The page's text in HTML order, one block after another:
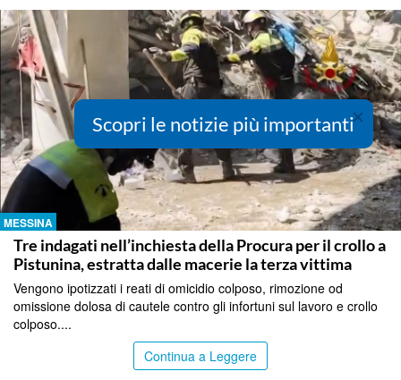
MESSINA
Tre indagati nell’inchiesta della Procura per il crollo a
Pistunina, estratta dalle macerie la terza vittima
Vengono ipotizzati i reati di omicidio colposo, rimozione od
omissione dolosa di cautele contro gli infortuni sul lavoro e crollo
colposo....
Continua a Leggere
×
Scopri le notizie più importanti